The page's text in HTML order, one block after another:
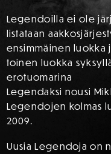
Legendoilla ei ole
listataan
ensimmäinen luokka
toinen luokka
erotuomarina
Legendaksi nousi
Legendojen kolmas
2009.
Uusia Legendoja on